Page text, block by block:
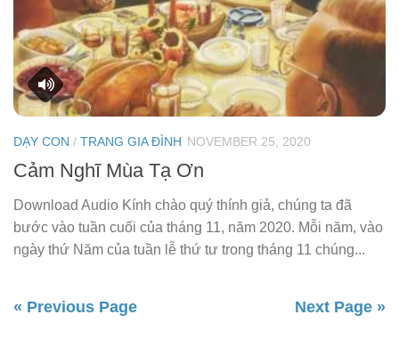
DẠY CON / TRANG GIA ĐÌNH NOVEMBER 25, 2020
Cảm Nghĩ Mùa Tạ Ơn
Download Audio Kính chào quý thính giả, chúng ta đã
bước vào tuần cuối của tháng 11, năm 2020. Mỗi năm, vào
ngày thứ Năm của tuần lễ thứ tư trong tháng 11 chúng...
« Previous Page Next Page »